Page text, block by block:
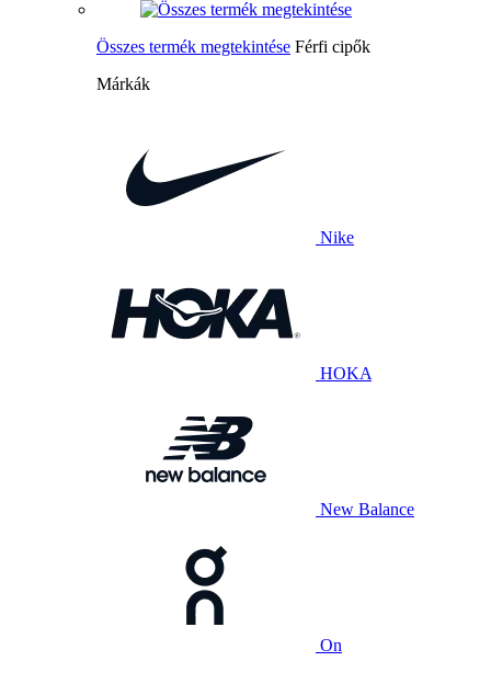
Összes termék megtekintése Férfi cipők
Márkák
Nike
HOKA
New Balance
On